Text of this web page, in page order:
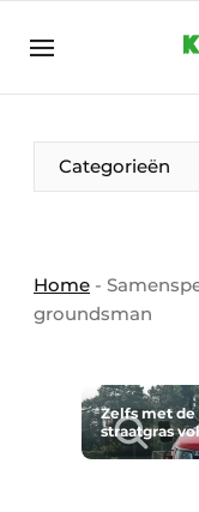
NL
Categorieën
Home -
groundsman
Zelfs met
straatgras